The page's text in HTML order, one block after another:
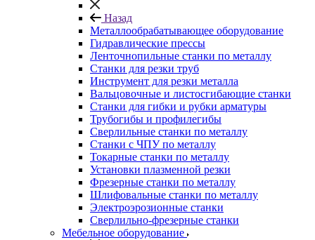
Назад
Металлообрабатывающее оборудование
Гидравлические прессы
Ленточнопильные станки по металлу
Станки для резки труб
Инструмент для резки металла
Вальцовочные и листосгибающие станки
Станки для гибки и рубки арматуры
Трубогибы и профилегибы
Сверлильные станки по металлу
Станки с ЧПУ по металлу
Токарные станки по металлу
Установки плазменной резки
Фрезерные станки по металлу
Шлифовальные станки по металлу
Электроэрозионные станки
Сверлильно-фрезерные станки
Мебельное оборудование